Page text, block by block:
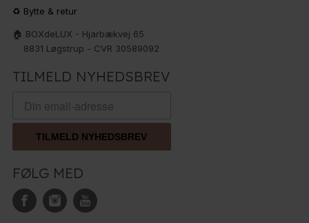
♻️ Bytte & retur
🏠 BOXdeLUX - Hjarbækvej 65
8831 Løgstrup - CVR 30589092
TILMELD NYHEDSBREV
TILMELD NYHEDSBREV
FØLG MED